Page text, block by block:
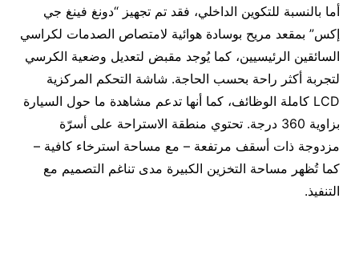
أما بالنسبة للتكوين الداخلي، فقد تم تجهيز “دونغ فينغ جي
إكس” بمقعد مريح بوسادة هوائية لامتصاص الصدمات لكراسي
السائقين الرئيسيين، كما يُوجد مقبض لتعديل وضعية الكرسي
لتجربة أكثر راحة بحسب الحاجة. شاشة التحكم المركزية
LCD كاملة الوظائف، كما أنها تدعم مشاهدة ما حول السيارة
بزاوية 360 درجة. تحتوي منطقة الاستراحة على أسرّة
مزدوجة ذات أسقف مرتفعة – مع مساحة استرخاء كافية –
كما تُظهر مساحة التخزين الكبيرة مدى تناغم التصميم مع
التنفيذ.